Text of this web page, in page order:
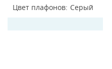
Цвет плафонов Серый